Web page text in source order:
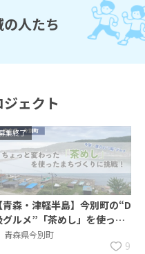
人たち
ェクト
集終了
【青森・津軽半島】今別町の“D
グルメ”「茶めし」を使った
プログラムを作ろう！
青森県今別町
9